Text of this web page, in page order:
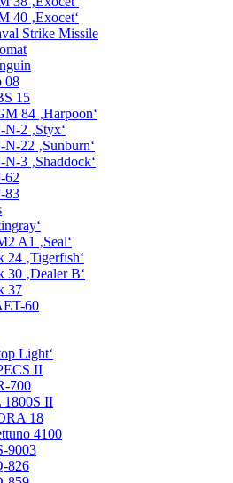
40 ‚Exocet‘
Strike Missile
08
15
84 ‚Harpoon‘
N-2 ‚Styx‘
N-22 ‚Sunburn‘
N-3 ‚Shaddock‘
62
83
A1 ‚Seal‘
24 ‚Tigerfish‘
30 ‚Dealer B‘
37
60
Light‘
II
700
1800S II
18
4100
9003
826